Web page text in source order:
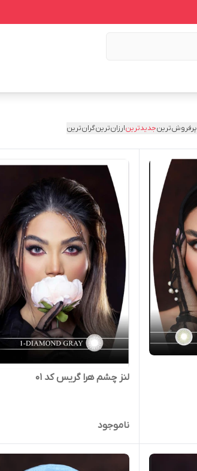
پرفروش‌ترینجدیدترینارزان‌ترینگران‌ترین
لنز چشم هرا گریس کد 01
ناموجود